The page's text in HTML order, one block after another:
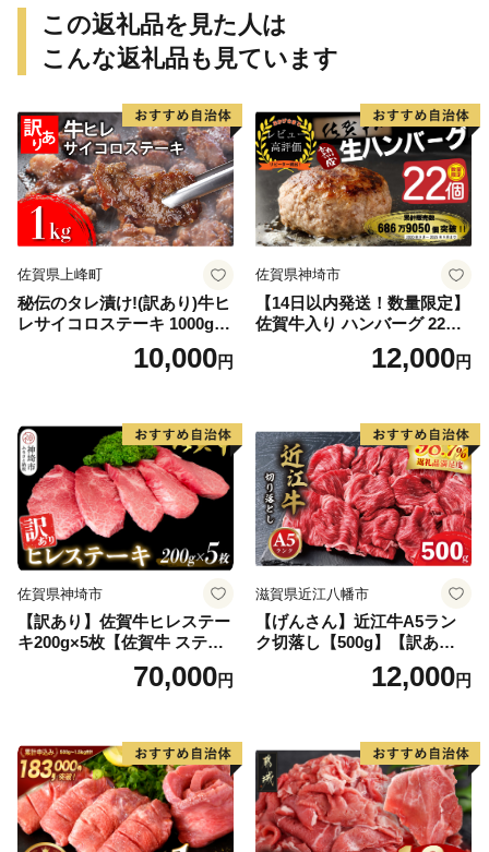
せ
この返礼品を見た人は
こんな返礼品も見ています
佐賀県上峰町
秘伝のタレ漬け!(訳あり)牛ヒ
レサイコロステーキ 1000g
10,000円
佐賀県神埼市
【14日以内発送！数量限定】
佐賀牛入り ハンバーグ 22個
2.6kg(120g×22個)【佐賀牛
黒毛和牛 ブランド牛 九州 ハ
気】(H083106)
12,000円
佐賀県神埼市
【訳あり】佐賀牛ヒレステー
キ200g×5枚【佐賀牛 ステー
キ ブランド肉 ヒレ肉 フィレ
肉 ジューシー ヘルシー】(H0
70,000円
滋賀県近江八幡市
【げんさん】近江牛A5ラン
ク切落し【500g】【訳あり】
12,000円